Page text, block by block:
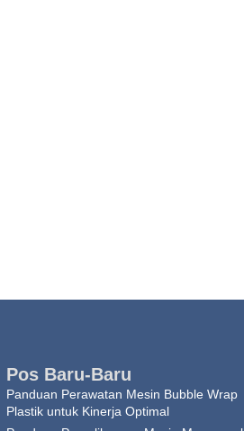
Pos Baru-Baru
Panduan Perawatan Mesin Bubble Wrap
Plastik untuk Kinerja Optimal